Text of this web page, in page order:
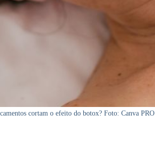
cortam o efeito do botox? Foto: Canva PRO